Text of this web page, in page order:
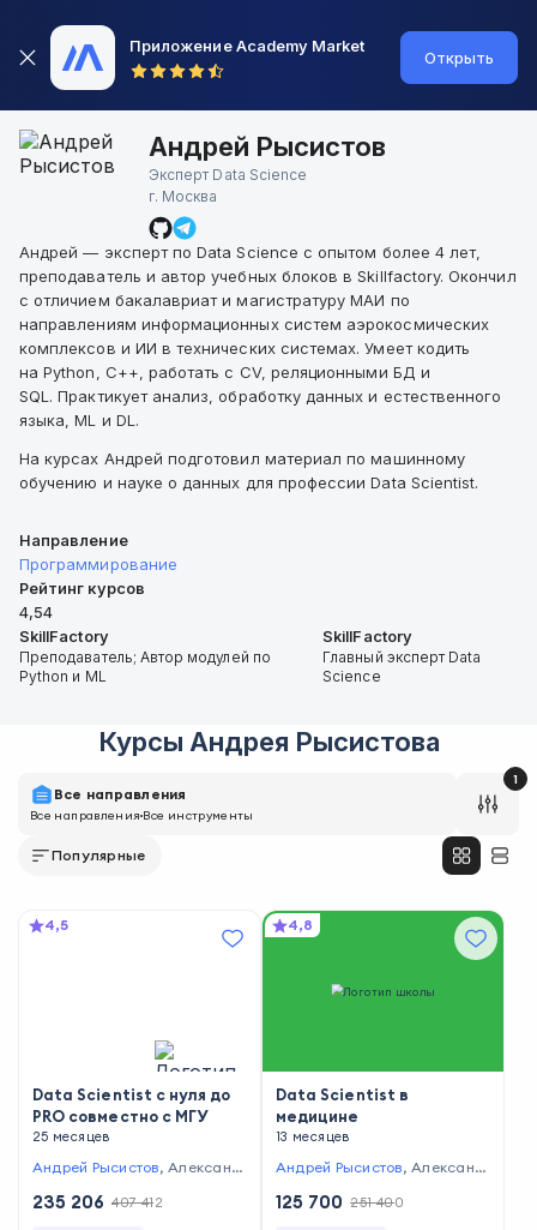
Приложение Academy Market
Открыть
Андрей Рысистов
Эксперт Data Science
г. Москва
Андрей — эксперт по Data Science с опытом более 4 лет,
преподаватель и автор учебных блоков в Skillfactory. Окончил
с отличием бакалавриат и магистратуру МАИ по
направлениям информационных систем аэрокосмических
комплексов и ИИ в технических системах. Умеет кодить
на Python, C++, работать с CV, реляционными БД и
SQL. Практикует анализ, обработку данных и естественного
языка, ML и DL.
На курсах Андрей подготовил материал по машинному
обучению и науке о данных для профессии Data Scientist.
Направление
Программирование
Рейтинг курсов
4,54
SkillFactory
Преподаватель; Автор модулей по
Python и ML
SkillFactory
Главный эксперт Data
Science
Курсы Андрея Рысистова
Все направления
Все направленияВсе инструменты
1
Популярные
4,5
Data Scientist с нуля до
PRO совместно с МГУ
25 месяцев
Андрей Рысистов,Александ
в,Леонид Саночкин
235 206 407 412
4,8
Data Scientist в
медицине
13 месяцев
Андрей Рысистов,Александ
в,Леонид Саночкин
125 700 251 400